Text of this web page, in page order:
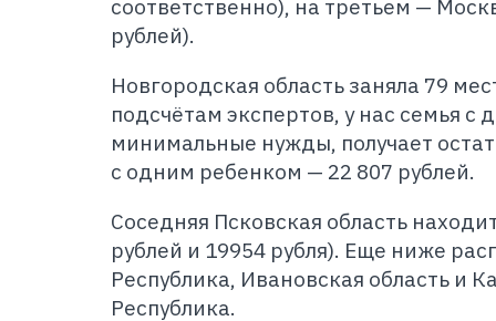
соответственно), на третьем —
рублей).
Новгородская область заняла 79
подсчётам экспертов, у нас семья с
минимальные нужды, получает
с одним ребенком — 22 807 рублей.
Соседняя Псковская область
рублей и 19954 рубля). Еще ниже
Республика, Ивановская область и
Республика.